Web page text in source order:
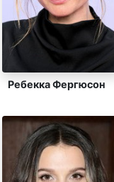
Ребекка Фергюсон